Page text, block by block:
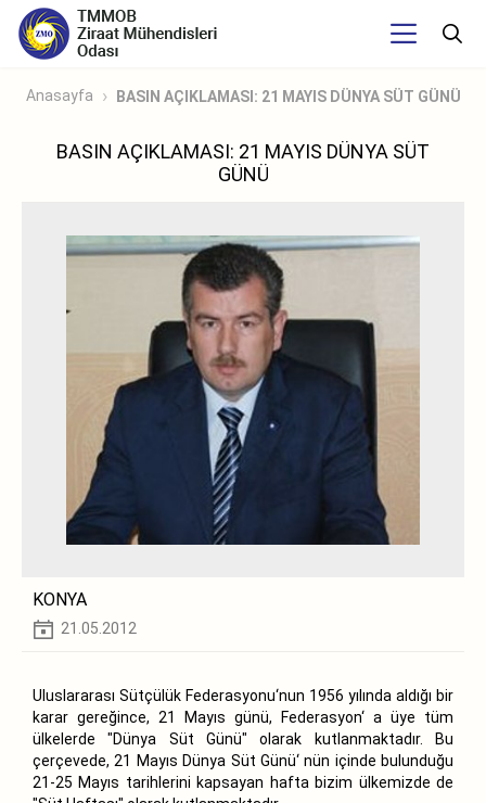
Anasayfa BASIN AÇIKLAMASI: 21 MAYIS DÜNYA SÜT GÜNÜ
BASIN AÇIKLAMASI: 21 MAYIS DÜNYA SÜT
GÜNÜ
KONYA
21.05.2012
Uluslararası Sütçülük Federasyonu‘nun 1956 yılında aldığı bir
karar gereğince, 21 Mayıs günü, Federasyon‘ a üye tüm
ülkelerde "Dünya Süt Günü" olarak kutlanmaktadır. Bu
çerçevede, 21 Mayıs Dünya Süt Günü‘ nün içinde bulunduğu
21-25 Mayıs tarihlerini kapsayan hafta bizim ülkemizde de